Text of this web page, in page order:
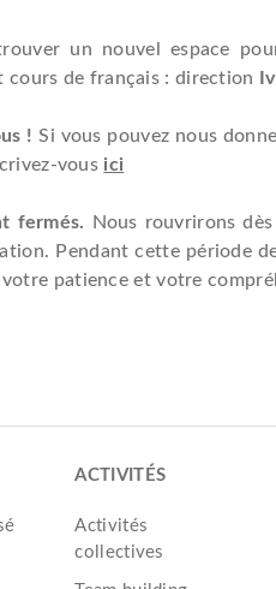
un nouvel espace
de français : direction
! Si vous pouvez nous
vous ici
fermés.
Nous rouvrirons
Pendant cette période
patience et votre
ACTIVITÉS
Activités
collectives